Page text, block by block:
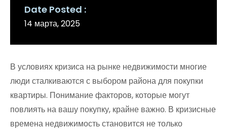
Date Posted
14 марта, 2025
В условиях кризиса на рынке недвижимости многие
люди сталкиваются с выбором района для покупки
квартиры. Понимание факторов, которые могут
повлиять на вашу покупку, крайне важно. В кризисные
времена недвижимость становится не только